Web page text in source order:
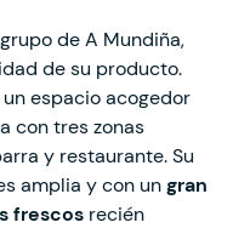
de A Mundiña,
de su producto.
espacio acogedor
con tres zonas
y restaurante. Su
amplia y con ungran
frescos recién